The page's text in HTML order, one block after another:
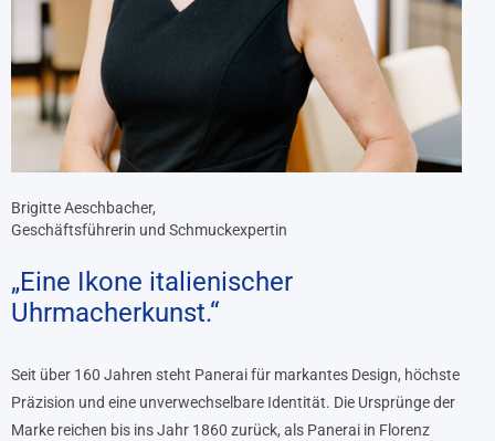
Brigitte Aeschbacher,
Geschäftsführerin und Schmuckexpertin
„Eine Ikone italienischer
Uhrmacherkunst.“
Seit über 160 Jahren steht Panerai für markantes Design, höchste
Präzision und eine unverwechselbare Identität. Die Ursprünge der
Marke reichen bis ins Jahr 1860 zurück, als Panerai in Florenz